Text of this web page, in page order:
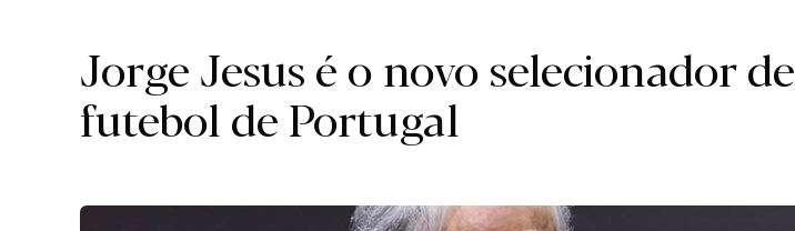
Jorge Jesus é o novo selecionador de
futebol de Portugal